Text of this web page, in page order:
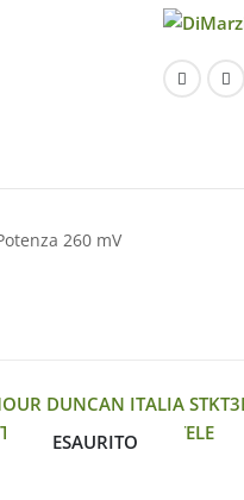
260 mV
ESAURITO